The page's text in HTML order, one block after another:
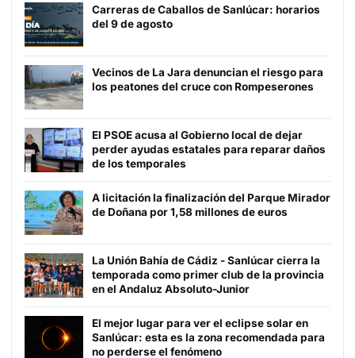
Carreras de Caballos de Sanlúcar: horarios
del 9 de agosto
Vecinos de La Jara denuncian el riesgo para
los peatones del cruce con Rompeserones
El PSOE acusa al Gobierno local de dejar
perder ayudas estatales para reparar daños
de los temporales
A licitación la finalización del Parque Mirador
de Doñana por 1,58 millones de euros
La Unión Bahía de Cádiz - Sanlúcar cierra la
temporada como primer club de la provincia
en el Andaluz Absoluto-Junior
El mejor lugar para ver el eclipse solar en
Sanlúcar: esta es la zona recomendada para
no perderse el fenómeno